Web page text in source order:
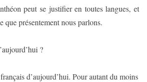
peut se justifier en toutes langues, et
que présentement nous parlons.
?
d’aujourd’hui. Pour autant du moins